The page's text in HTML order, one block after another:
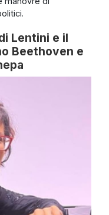
Lentini e il
Beethoven e